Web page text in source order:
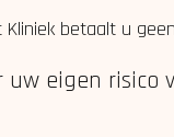
Kliniek betaalt u
uw eigen risico